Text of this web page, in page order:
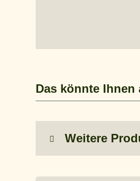
Das könnte Ihnen
Weitere